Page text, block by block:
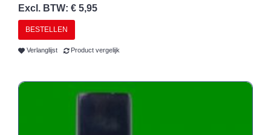
Excl. BTW: € 5,95
BESTELLEN
Verlanglijst Product vergelijk